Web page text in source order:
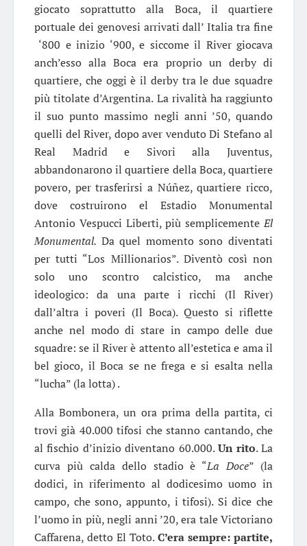
giocato soprattutto alla Boca, il quartiere
portuale dei genovesi arrivati dall’ Italia tra fine
‘800 e inizio ‘900, e siccome il River giocava
anch’esso alla Boca era proprio un derby di
quartiere, che oggi è il derby tra le due squadre
più titolate d’Argentina. La rivalità ha raggiunto
il suo punto massimo negli anni ’50, quando
quelli del River, dopo aver venduto Di Stefano al
Real Madrid e Sivori alla Juventus,
abbandonarono il quartiere della Boca, quartiere
povero, per trasferirsi a Núñez, quartiere ricco,
dove costruirono el Estadio Monumental
Antonio Vespucci Liberti, più semplicementeEl
Monumental. Da quel momento sono diventati
per tutti “Los Millionarios”. Diventò così non
solo uno scontro calcistico, ma anche
ideologico: da una parte i ricchi (Il River)
dall’altra i poveri (Il Boca). Questo si riflette
anche nel modo di stare in campo delle due
squadre: se il River è attento all’estetica e ama il
bel gioco, il Boca se ne frega e si esalta nella
“lucha” (la lotta) .
Alla Bombonera, un ora prima della partita, ci
trovi già 40.000 tifosi che stanno cantando, che
al fischio d’inizio diventano 60.000.Un rito. La
curva più calda dello stadio è “La Doce” (la
dodici, in riferimento al dodicesimo uomo in
campo, che sono, appunto, i tifosi). Si dice che
l’uomo in più, negli anni ’20, era tale Victoriano
Caffarena, detto El Toto.C’era sempre: partite,